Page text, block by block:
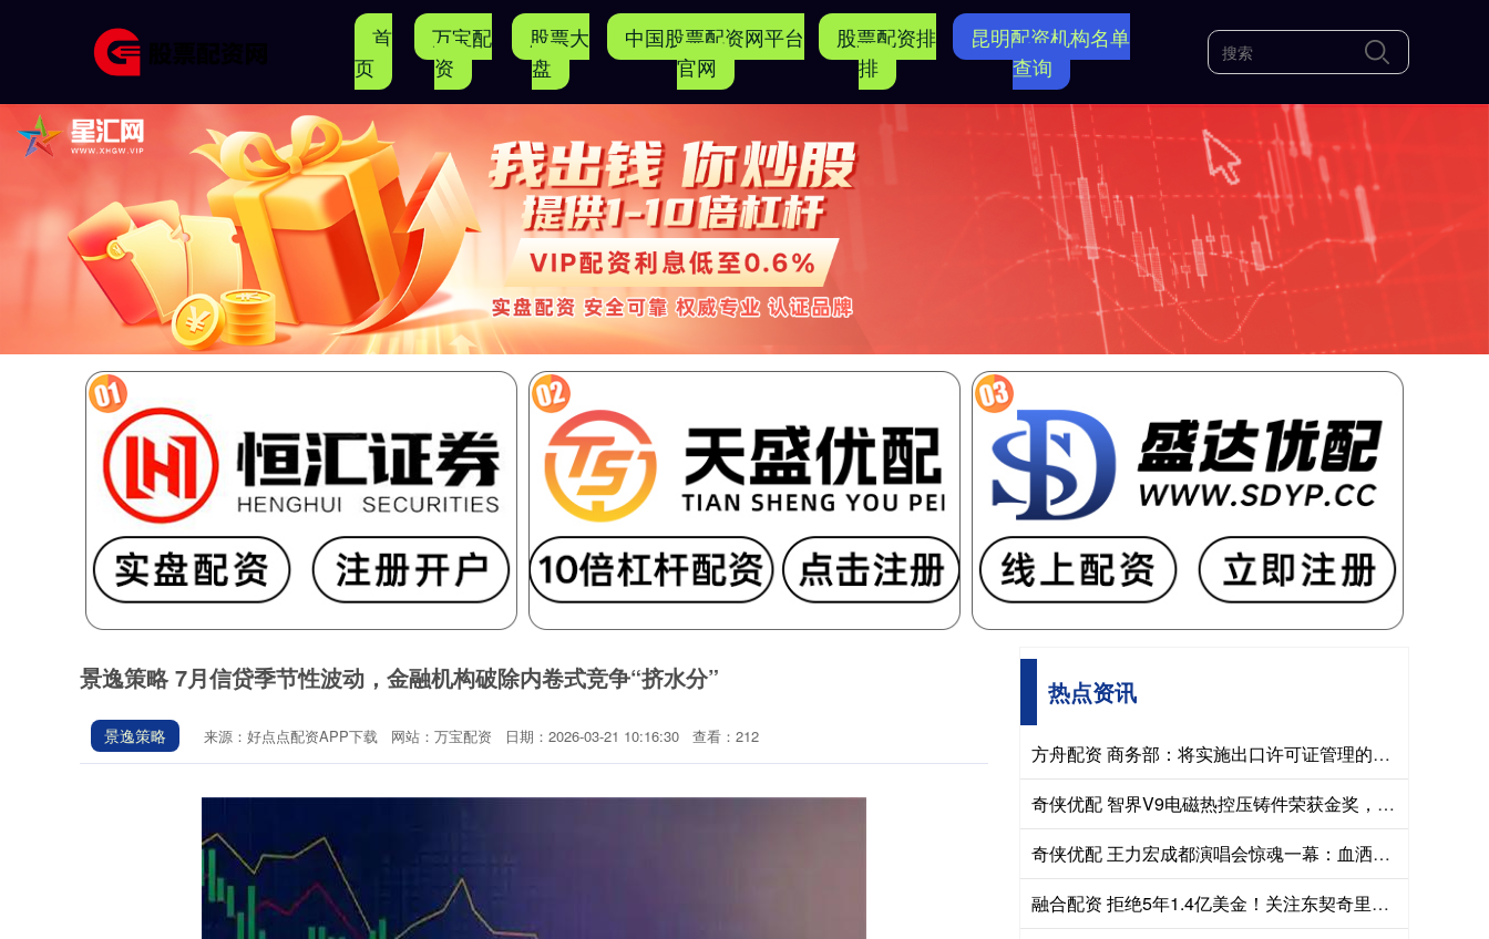
首
页
万宝配
资
股票大
盘
中国股票配资网平台
官网
股票配资排
排
昆明配资机构名单
查询
景逸策略 7月信贷季节性波动，金融机构破除内卷式竞争“挤水分”
景逸策略 来源：好点点配资APP下载 网站：万宝配资 日期：2026-03-21 10:16:30 查看：212
热点资讯
方舟配资 商务部：将实施出口许可证管理的稀土纳入《实行出口报告的能源资源产品目录》
奇侠优配 智界V9电磁热控压铸件荣获金奖，旗舰安全底座全面铺开
奇侠优配 王力宏成都演唱会惊魂一幕：血洒舞台仍唱足3小时，敬业精神佩服
融合配资 拒绝5年1.4亿美金！关注东契奇里夫斯！湖人头号引援目标浮出水面